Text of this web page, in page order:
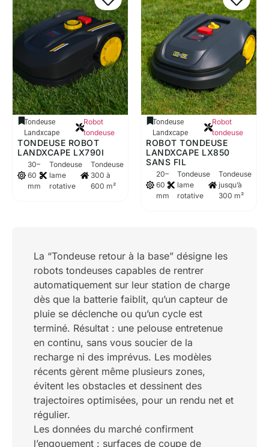
Tondeuse
Landxcape
Robot
tondeuse
TONDEUSE ROBOT
LANDXCAPE LX790I
30–
60
mm
Tondeuse
lame
rotative
Tondeuse
300 à
600 m²
Tondeuse
Landxcape
Robot
tondeuse
ROBOT TONDEUSE
LANDXCAPE LX850
SANS FIL
20–
60
mm
Tondeuse
lame
rotative
Tondeuse
jusqu’à
300 m²
La “Tondeuse retour à la base” désigne les
robots tondeuses capables de rentrer
automatiquement sur leur station de charge
dès que la batterie faiblit, qu’un capteur de
pluie se déclenche ou qu’un cycle est
terminé. Résultat : une pelouse entretenue
en continu, sans vous soucier de la
recharge ni des imprévus. Les modèles
récents gèrent même plusieurs zones,
évitent les obstacles et dessinent des
trajectoires optimisées, pour un rendu net et
régulier.
Les données du marché confirment
l’engouement : surfaces de coupe de